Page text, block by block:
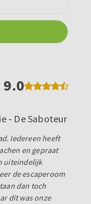
9.0
- De Saboteur
Iedereen heeft
en gepraat
uiteindelijk
de escaperoom
dan toch
dit was onze